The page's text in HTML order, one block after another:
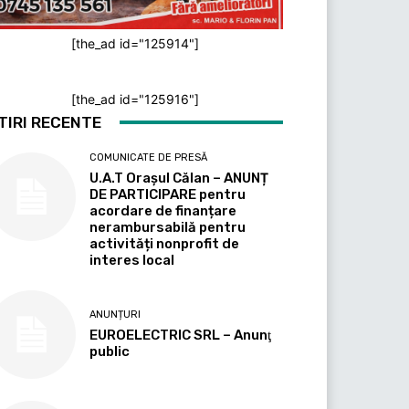
[the_ad id="125914"]
[the_ad id="125916"]
RECENTE
COMUNICATE DE PRESĂ
U.A.T Orașul Călan – ANUNȚ
DE PARTICIPARE pentru
acordare de finanțare
nerambursabilă pentru
activități nonprofit de
interes local
ANUNȚURI
EUROELECTRIC SRL – Anunţ
public